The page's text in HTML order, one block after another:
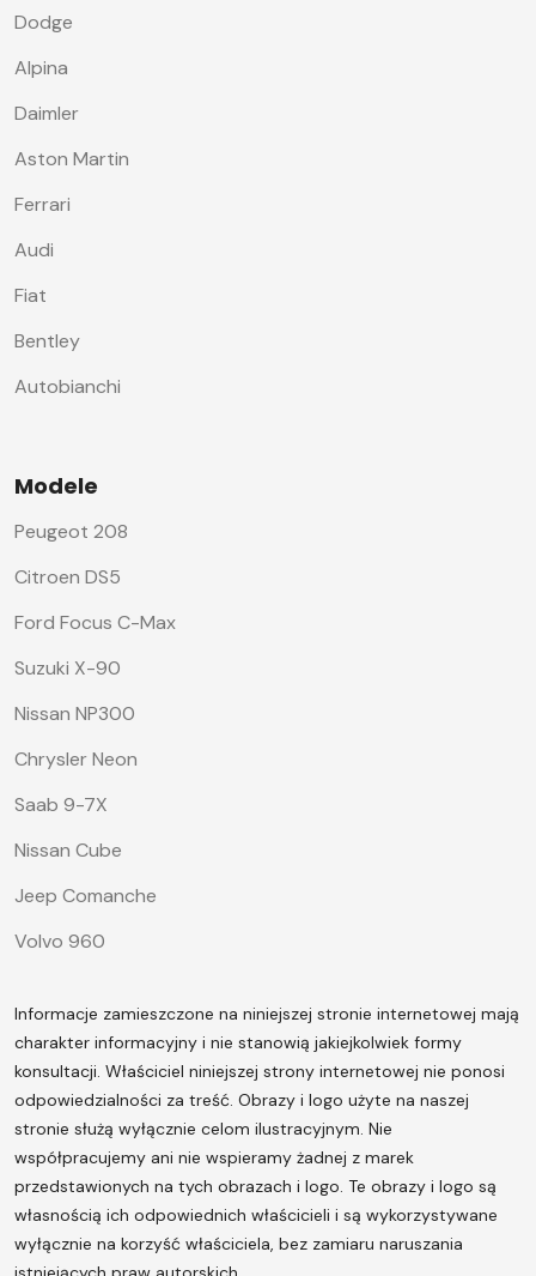
Dodge
Alpina
Daimler
Aston Martin
Ferrari
Audi
Fiat
Bentley
Autobianchi
Modele
Peugeot 208
Citroen DS5
Ford Focus C-Max
Suzuki X-90
Nissan NP300
Chrysler Neon
Saab 9-7X
Nissan Cube
Jeep Comanche
Volvo 960
Informacje zamieszczone na niniejszej stronie internetowej mają
charakter informacyjny i nie stanowią jakiejkolwiek formy
konsultacji. Właściciel niniejszej strony internetowej nie ponosi
odpowiedzialności za treść. Obrazy i logo użyte na naszej
stronie służą wyłącznie celom ilustracyjnym. Nie
współpracujemy ani nie wspieramy żadnej z marek
przedstawionych na tych obrazach i logo. Te obrazy i logo są
własnością ich odpowiednich właścicieli i są wykorzystywane
wyłącznie na korzyść właściciela, bez zamiaru naruszania